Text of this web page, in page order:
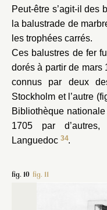
Peut-être s’agit-il des
la balustrade de
les trophées carrés.
Ces balustres de fer
dorés à partir de mars
connus par deux
Stockholm et l’autre
Bibliothèque
1705 par
Languedoc 34.
fig. 10 fig. 11